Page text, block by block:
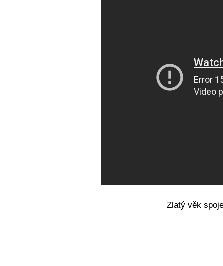
Zlatý věk